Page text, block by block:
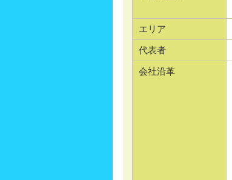
エリア
代表者
会社沿革